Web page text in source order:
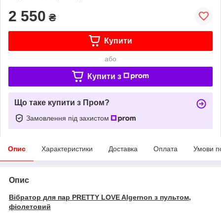
2 550 ₴
Купити
або
Купити з
Що таке купити з Пром?
Замовлення під захистом
Опис Характеристики Доставка Оплата Умови
Опис
Вібратор для пар PRETTY LOVE Algernon з пультом,
фіолетовий